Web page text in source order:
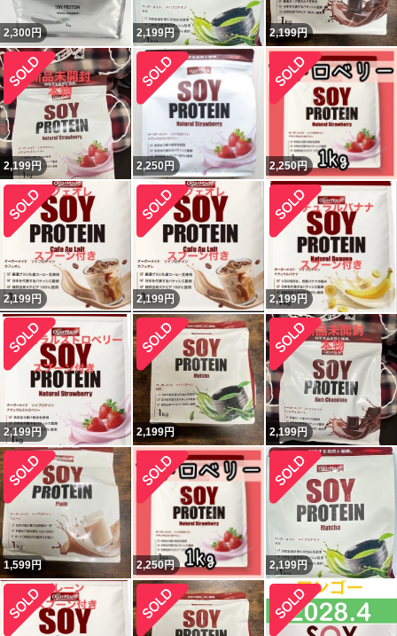
2,300円 2,199円 2,199円
2,199円 2,250 円 2,250円
2,199円 2,199円 2,199円
2,199円 2,199円 2,199円
1,599円 2,250円 2,199円